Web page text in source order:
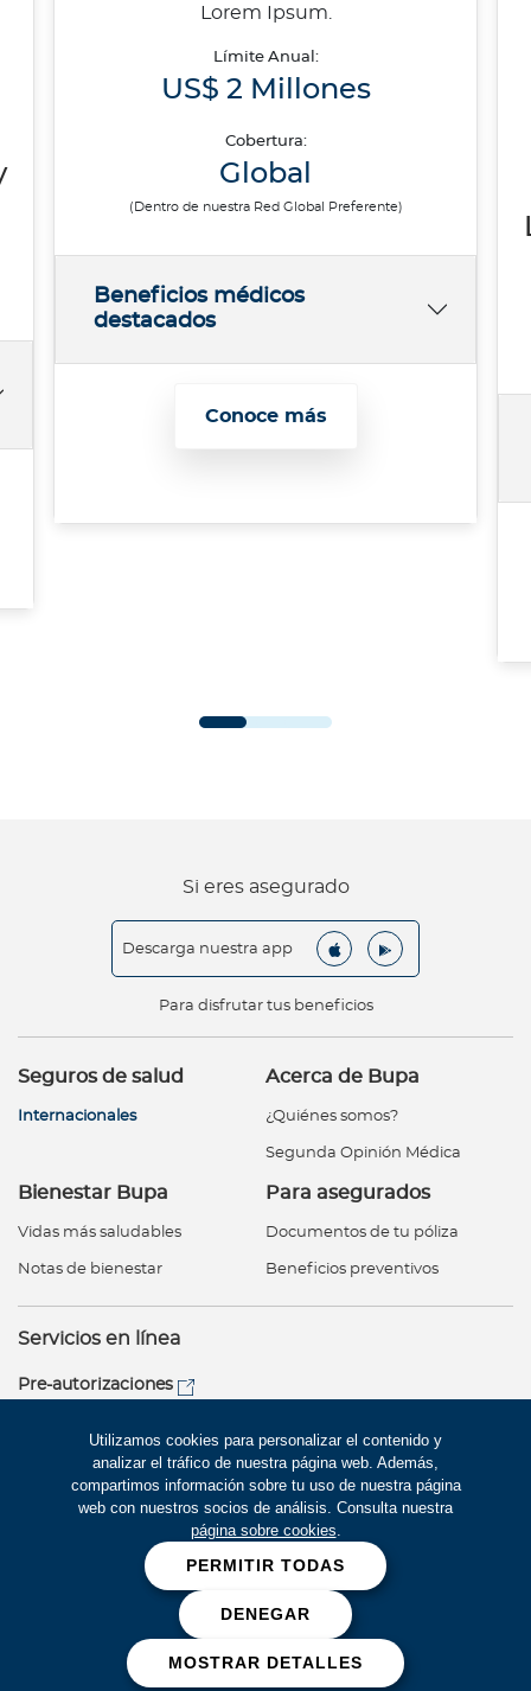
Utilizamos cookies para personalizar el contenido y
analizar el tráfico de nuestra página web. Además,
compartimos información sobre tu uso de nuestra página
web con nuestros socios de análisis. Consulta nuestra
página sobre cookies.
PERMITIR TODAS
DENEGAR
MOSTRAR DETALLES
Lorem Ipsum.
Límite Anual:
US$ 2 Millones
Cobertura:
Global
(Dentro de nuestra Red Global Preferente)
Conoce más
Beneficios médicos
destacados
Si eres asegurado
Descarga nuestra app
Para disfrutar tus beneficios
Seguros de salud
Internacionales
Acerca de Bupa
¿Quiénes somos?
Segunda Opinión Médica
Bienestar Bupa
Vidas más saludables
Notas de bienestar
Para asegurados
Documentos de tu póliza
Beneficios preventivos
Servicios en línea
Pre-autorizaciones
Red de Salud
Síguenos